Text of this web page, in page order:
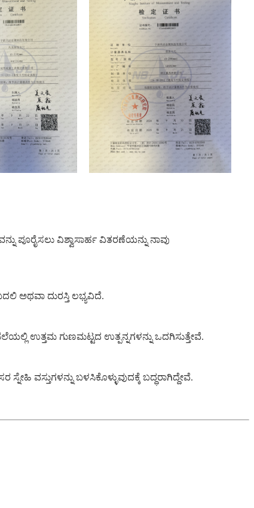
ಪೂರೈಸಲು ವಿಶ್ವಾಸಾರ್ಹ ವಿತರಣೆಯನ್ನು ನಾವು
ಅಥವಾ ದುರಸ್ತಿ ಲಭ್ಯವಿದೆ.
ಉತ್ತಮ ಗುಣಮಟ್ಟದ ಉತ್ಪನ್ನಗಳನ್ನು ಒದಗಿಸುತ್ತೇವೆ.
ವಸ್ತುಗಳನ್ನು ಬಳಸಿಕೊಳ್ಳುವುದಕ್ಕೆ ಬದ್ಧರಾಗಿದ್ದೇವೆ.